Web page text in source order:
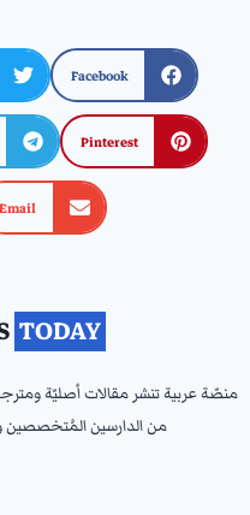
Facebook
Pinterest
Email
‎ TODAY ‎
منصّة عربية تنشر مقالات أصليّة
من الدارسين المُتخصصين